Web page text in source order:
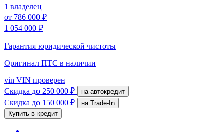
1 владелец
от 786 000 ₽
1 054 000 ₽
Гарантия юридической чистоты
Оригинал ПТС в наличии
vin VIN проверен
Скидка до 250 000 ₽ на автокредит
Скидка до 150 000 ₽
на Trade-In
Купить в кредит